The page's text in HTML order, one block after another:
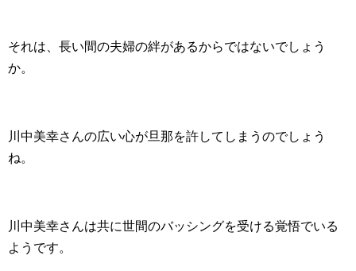
それは、長い間の夫婦の絆があるからではないでしょう
か。
川中美幸さんの広い心が旦那を許してしまうのでしょう
ね。
川中美幸さんは共に世間のバッシングを受ける覚悟でいる
ようです。